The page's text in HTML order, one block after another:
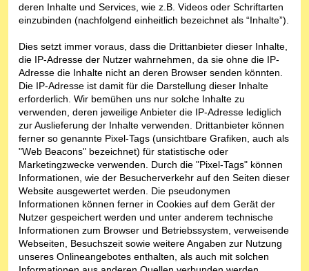
deren Inhalte und Services, wie z.B. Videos oder Schriftarten
einzubinden (nachfolgend einheitlich bezeichnet als “Inhalte”).
Dies setzt immer voraus, dass die Drittanbieter dieser Inhalte,
die IP-Adresse der Nutzer wahrnehmen, da sie ohne die IP-
Adresse die Inhalte nicht an deren Browser senden könnten.
Die IP-Adresse ist damit für die Darstellung dieser Inhalte
erforderlich. Wir bemühen uns nur solche Inhalte zu
verwenden, deren jeweilige Anbieter die IP-Adresse lediglich
zur Auslieferung der Inhalte verwenden. Drittanbieter können
ferner so genannte Pixel-Tags (unsichtbare Grafiken, auch als
"Web Beacons" bezeichnet) für statistische oder
Marketingzwecke verwenden. Durch die "Pixel-Tags" können
Informationen, wie der Besucherverkehr auf den Seiten dieser
Website ausgewertet werden. Die pseudonymen
Informationen können ferner in Cookies auf dem Gerät der
Nutzer gespeichert werden und unter anderem technische
Informationen zum Browser und Betriebssystem, verweisende
Webseiten, Besuchszeit sowie weitere Angaben zur Nutzung
unseres Onlineangebotes enthalten, als auch mit solchen